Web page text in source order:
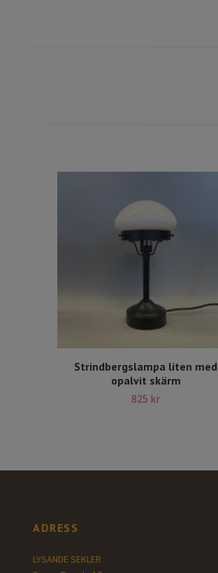
Strindbergslampa liten med
opalvit skärm
825 kr
ADRESS
LYSANDE SEKLER